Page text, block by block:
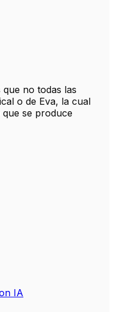
no todas las
o de Eva, la cual
se produce
IA